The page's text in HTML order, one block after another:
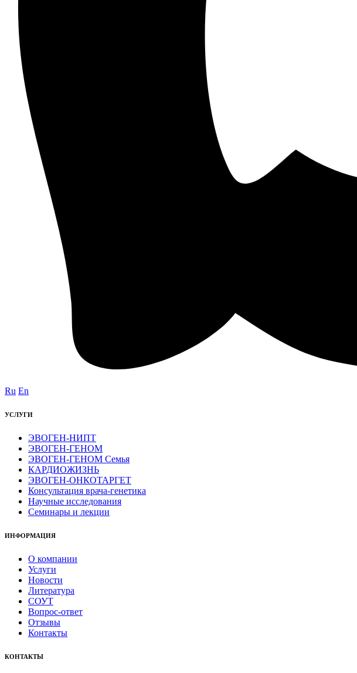
Ru En
УСЛУГИ
ЭВОГЕН-НИПТ
ЭВОГЕН-ГЕНОМ
ЭВОГЕН-ГЕНОМ Семья
КАРДИОЖИЗНЬ
ЭВОГЕН-ОНКОТАРГЕТ
Консультация врача-генетика
Научные исследования
Семинары и лекции
ИНФОРМАЦИЯ
О компании
Услуги
Новости
Литература
СОУТ
Вопрос-ответ
Отзывы
Контакты
КОНТАКТЫ